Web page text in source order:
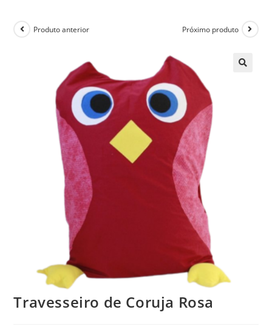
Produto anterior Próximo produto
Travesseiro de Coruja Rosa